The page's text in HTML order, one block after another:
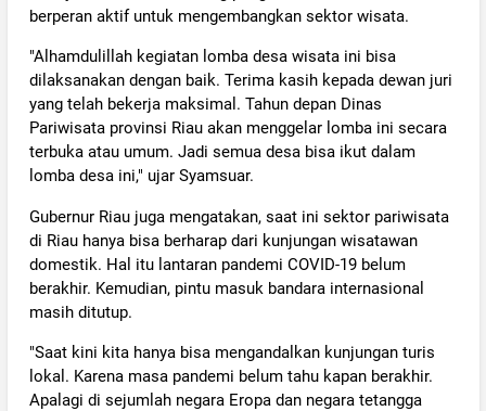
berperan aktif untuk mengembangkan sektor wisata.
"Alhamdulillah kegiatan lomba desa wisata ini bisa
dilaksanakan dengan baik. Terima kasih kepada dewan juri
yang telah bekerja maksimal. Tahun depan Dinas
Pariwisata provinsi Riau akan menggelar lomba ini secara
terbuka atau umum. Jadi semua desa bisa ikut dalam
lomba desa ini," ujar Syamsuar.
Gubernur Riau juga mengatakan, saat ini sektor pariwisata
di Riau hanya bisa berharap dari kunjungan wisatawan
domestik. Hal itu lantaran pandemi COVID-19 belum
berakhir. Kemudian, pintu masuk bandara internasional
masih ditutup.
"Saat kini kita hanya bisa mengandalkan kunjungan turis
lokal. Karena masa pandemi belum tahu kapan berakhir.
Apalagi di sejumlah negara Eropa dan negara tetangga